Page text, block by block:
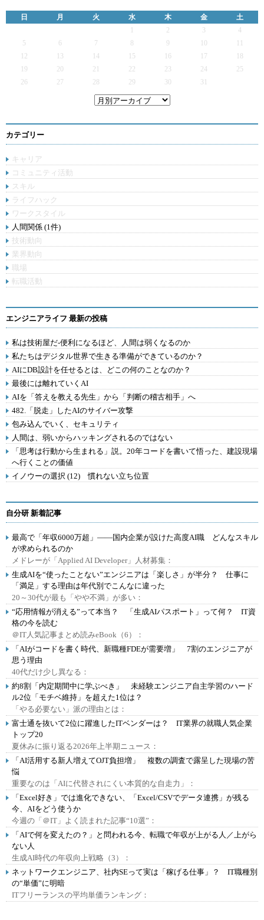
日 月 火 水 木 金
土
2 3
4
5
6 7 9
12
13 14 15 16 17
19
20 21 22 23 24
25
26
27 28 29 30 31
カテゴリー
キャリア
コミュニティ活動
スキル
ライフハック
ワークスタイル
人間関係 (1件)
技術動向
業界動向
職場
転職活動
エンジニアライフ 最新の投稿
私は技術屋だ-便利になるほど、人間は弱くなるのか
私たちはデジタル世界で生きる準備ができているのか？
AIにDB設計を任せるとは、どこの何のことなのか？
最後には離れていくAI
AIを「答えを教える先生」から「判断の稽古相手」へ
482.「脱走」したAIのサイバー攻撃
包み込んでいく、セキュリティ
人間は、弱いからハッキングされるのではない
「思考は行動から生まれる」説。20年コードを書いて悟った、建設現場
へ行くことの価値
イノウーの選択 (12) 慣れない立ち位置
自分研 新着記事
最高で「年収6000万超」――国内企業が設けた高度AI職 どんなスキル
が求められるのか
メドレーが「Applied AI Developer」人材募集：
生成AIを“使ったことない”エンジニアは「楽しさ」が半分？ 仕事に
「満足」する理由は年代別でこんなに違った
20～30代が最も「やや不満」が多い：
“応用情報が消える”って本当？ 「生成AIパスポート」って何？ IT資
格の今を読む
＠IT人気記事まとめ読みeBook（6）：
「AIがコードを書く時代、新職種FDEが需要増」 7割のエンジニアが
思う理由
40代だけ少し異なる：
約8割「内定期間中に学ぶべき」 未経験エンジニア自主学習のハード
ル2位「モチベ維持」を超えた1位は？
「やる必要ない」派の理由とは：
富士通を抜いて2位に躍進したITベンダーは？ IT業界の就職人気企業
トップ20
夏休みに振り返る2026年上半期ニュース：
「AI活用する新人増えてOJT負担増」 複数の調査で露呈した現場の苦
悩
重要なのは「AIに代替されにくい本質的な自走力」：
「Excel好き」では進化できない、「Excel/CSVでデータ連携」が残る
今、AIをどう使うか
今週の「＠IT」よく読まれた記事“10選”：
「AIで何を変えたの？」と問われる今、転職で年収が上がる人／上がら
ない人
生成AI時代の年収向上戦略（3）：
ネットワークエンジニア、社内SEって実は「稼げる仕事」？ IT職種別
の“単価”に明暗
ITフリーランスの平均単価ランキング：